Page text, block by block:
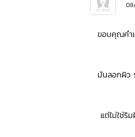
ขอบคุณคำ
มันลอกผิว
แต่ไม่ใช่ริ